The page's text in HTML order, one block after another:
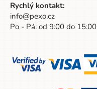
EAN
Rychlý kontakt:
info@pexo.cz
Po - Pá: od 9:00 do 15:00